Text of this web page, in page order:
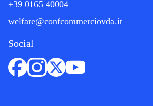
+39 0165 40004
welfare@confcommerciovda.it
Social